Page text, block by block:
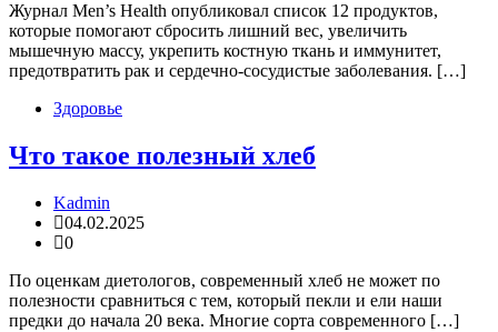
Журнал Men’s Health опубликовал список 12 продуктов,
которые помогают сбросить лишний вес, увеличить
мышечную массу, укрепить костную ткань и иммунитет,
предотвратить рак и сердечно-сосудистые заболевания. […]
Здоровье
Что такое полезный хлеб
Kadmin
04.02.2025
0
По оценкам диетологов, современный хлеб не может по
полезности сравниться с тем, который пекли и ели наши
предки до начала 20 века. Многие сорта современного […]